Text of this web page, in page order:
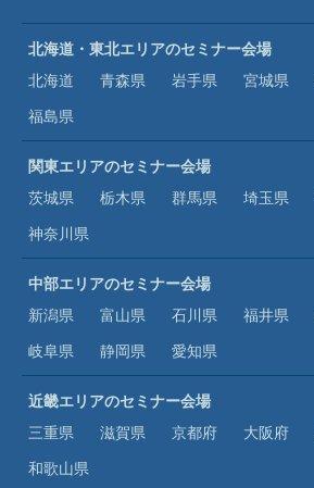
北海道・東北エリアのセミナー会場
北海道
青森県 岩手県 宮城県
福島県
関東エリアのセミナー会場
茨城県
栃木県 群馬県 埼玉県
神奈川県
中部エリアのセミナー会場
新潟県
富山県 石川県 福井県
岐阜県
静岡県 愛知県
近畿エリアのセミナー会場
三重県
滋賀県 京都府 大阪府
和歌山県